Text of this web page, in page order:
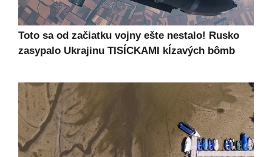
Toto sa od začiatku vojny ešte nestalo! Rusko
zasypalo Ukrajinu TISÍCKAMI kĺzavých bômb